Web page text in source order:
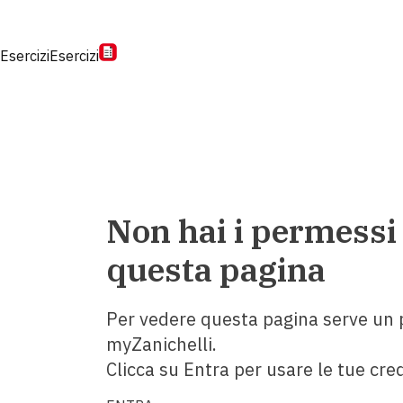
EserciziEsercizi
Non hai i
questa pagina
Per vedere questa pagina serve un
myZanichelli.
Clicca su Entra per usare le tue